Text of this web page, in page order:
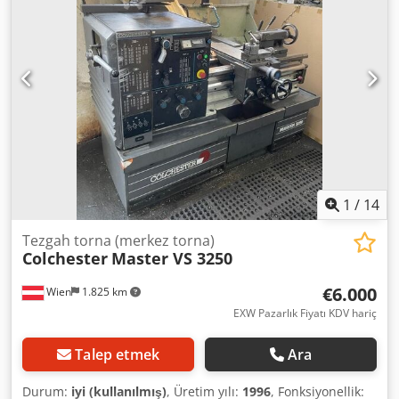
+90° Spindle-to-column distance: 170 mm Spindle-to-table
distance: 43–250 mm Spindle speed range: 50–2250 rpm T-
slot (number and size): 2 x 8 mm Motor power: 0.6 kW / 230
V GENERAL PARAMETERS Machine dimensions (LxWxH):
1350 x 580 x 1630 mm Weight: 230 kg Standard equipment:
- 125 mm 3-jaw lathe chuck + reverse jaws - Machine base
- Fixed center MT2 and MT4 - Drill arbor and chuck
MT2/B16 - Change gears - Set of wrenches, lubricator,
maintenance tools - Guards compliant with CE standards
1 / 14
Wien 1.825 km
Tezgah torna (merkez torna)
Colchester Master VS 3250
€6.000
EXW Pazarlık Fiyatı KDV hariç
Talep etmek Ara
Durum: iyi (kullanılmış), Üretim yılı: 1996, Fonksiyonellik: